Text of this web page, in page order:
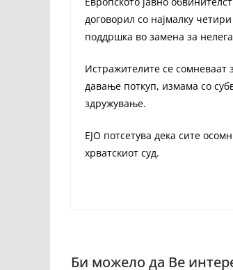
договорил со најмалку
поддршка во замена за
Истражителите се
давање поткуп, измама со
здружување.
ЕЈО потсетува дека сите
хрватскиот суд.